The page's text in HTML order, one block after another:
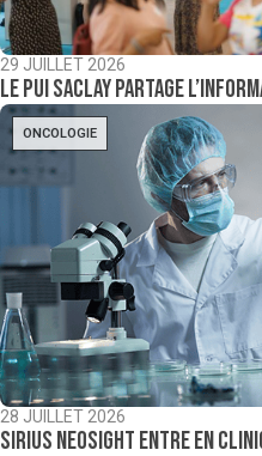
29 JUILLET 2026
Le PUI Saclay partage
ONCOLOGIE
28 JUILLET 2026
Sirius NeoSight entre en